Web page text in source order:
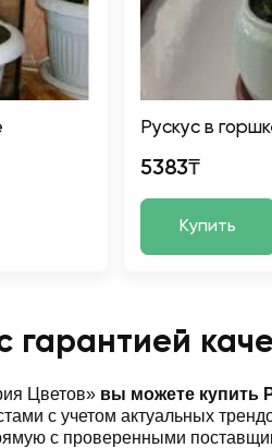
Рускус в
5383₸
Купить
гарантией
Цветов» вы можете купить
с учетом актуальных
с проверенными